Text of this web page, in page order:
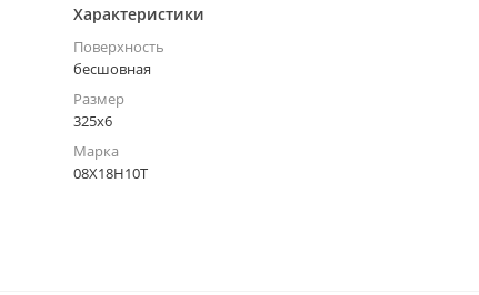
Характеристики
Поверхность
бесшовная
Размер
325х6
Марка
08Х18Н10Т